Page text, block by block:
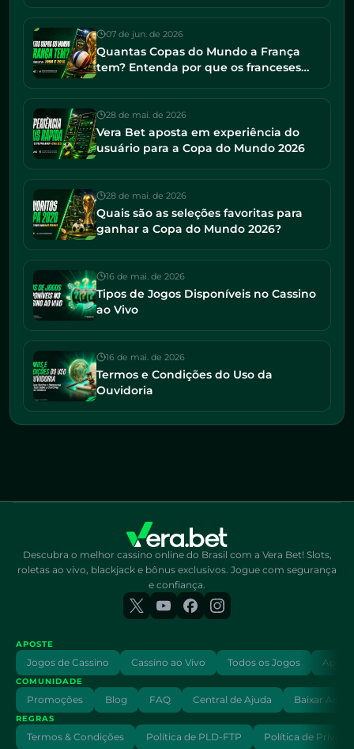
07 de jun. de 2026
Quantas Copas do Mundo a França
tem? Entenda por que os franceses
28 de mai. de 2026
Vera Bet aposta em experiência do
usuário para a Copa do Mundo 2026
28 de mai. de 2026
Quais são as seleções favoritas para
ganhar a Copa do Mundo 2026?
16 de mai. de 2026
Tipos de Jogos Disponíveis no Cassino
ao Vivo
16 de mai. de 2026
Termos e Condições do Uso da
Ouvidoria
Descubra o melhor cassino online do Brasil com a Vera Bet! Slots,
roletas ao vivo, blackjack e bônus exclusivos. Jogue com segurança
e confiança.
APOSTE
Jogos de Cassino Cassino ao Vivo Todos os Jogos
COMUNIDADE
Promoções Blog FAQ Central de Ajuda Baixar App
REGRAS
Termos & Condições Política de PLD-FTP Política de